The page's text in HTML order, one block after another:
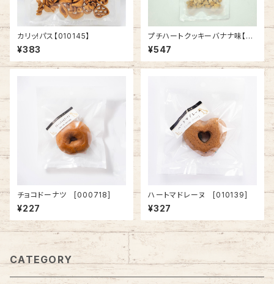
カリッ!パス【010145】
¥383
プチハートクッキーバナナ味【01
0036】
¥547
チョコドーナツ [000718]
¥227
ハートマドレーヌ [010139]
¥327
CATEGORY